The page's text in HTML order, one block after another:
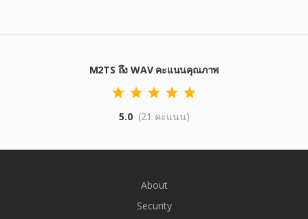
M2TS ถึง WAV คะแนนคุณภาพ
5.0 (21 คะแนน)
About
Security